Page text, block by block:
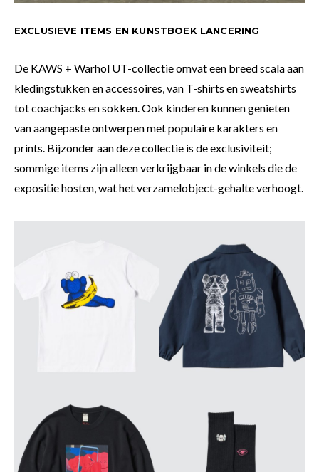
EXCLUSIEVE ITEMS EN KUNSTBOEK LANCERING
De KAWS + Warhol UT-collectie omvat een breed scala aan
kledingstukken en accessoires, van T-shirts en sweatshirts
tot coachjacks en sokken. Ook kinderen kunnen genieten
van aangepaste ontwerpen met populaire karakters en
prints. Bijzonder aan deze collectie is de exclusiviteit;
sommige items zijn alleen verkrijgbaar in de winkels die de
expositie hosten, wat het verzamelobject-gehalte verhoogt.